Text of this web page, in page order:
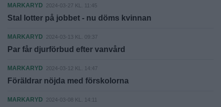
MARKARYD 2024-03-27 KL. 11:45
Stal lotter på jobbet - nu döms kvinnan
MARKARYD 2024-03-13 KL. 09:37
Par får djurförbud efter vanvård
MARKARYD 2024-03-12 KL. 14:47
Föräldrar nöjda med förskolorna
MARKARYD 2024-03-08 KL. 14:11